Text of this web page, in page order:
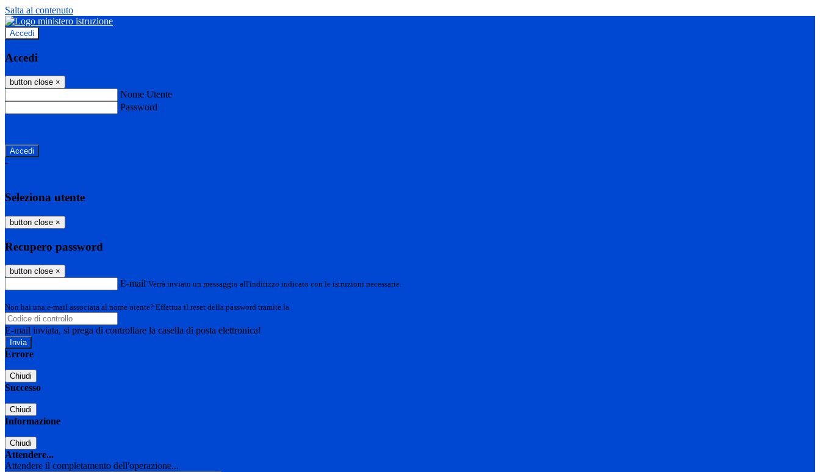
Salta al contenuto
Accedi
Accedi
button close ×
Nome Utente
Password
-
Seleziona utente
button close ×
Recupero password
button close ×
E-mail Verrà inviato un messaggio all'indirizzo indicato con le istruzioni necessarie.
Non hai una e-mail associata al nome utente? Effettua il reset della password tramite la
E-mail inviata, si prega di controllare la casella di posta elettronica!
Errore
Chiudi
Successo
Chiudi
Informazione
Chiudi
Attendere...
Attendere il completamento dell'operazione...